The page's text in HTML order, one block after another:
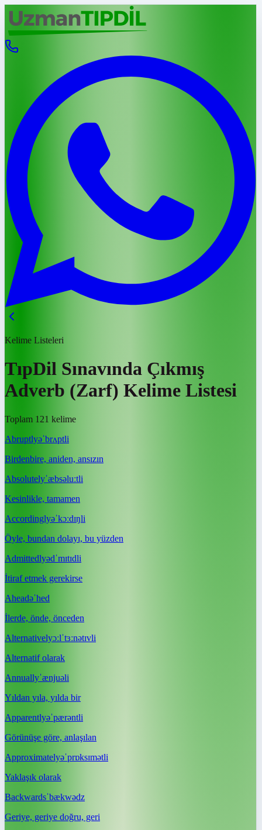
Kelime Listeleri
TıpDil Sınavında Çıkmış
Adverb (Zarf) Kelime Listesi
Toplam 121 kelime
Abruptlyəˈbrʌptli
Birdenbire, aniden, ansızın
Absolutelyˈæbsəluːtli
Kesinlikle, tamamen
Accordinglyəˈkɔːdɪŋli
Öyle, bundan dolayı, bu yüzden
Admittedlyədˈmɪtɪdli
İtiraf etmek gerekirse
Aheadəˈhed
İlerde, önde, önceden
Alternativelyɔːlˈtɜːnətɪvli
Alternatif olarak
Annuallyˈænjuəli
Yıldan yıla, yılda bir
Apparentlyəˈpærəntli
Görünüşe göre, anlaşılan
Approximatelyəˈprɒksɪmətli
Yaklaşık olarak
Backwardsˈbækwədz
Geriye, geriye doğru, geri